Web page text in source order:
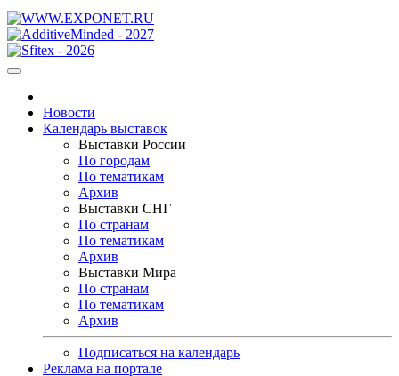
Новости
Календарь выставок
Выставки России
По городам
По тематикам
Архив
Выставки СНГ
По странам
По тематикам
Архив
Выставки Мира
По странам
По тематикам
Архив
Подписаться на календарь
Реклама на портале